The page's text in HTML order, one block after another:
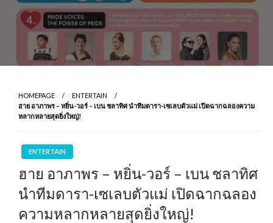
HOMEPAGE
ENTERTAIN
ฮาย อาภาพร – หยิ่น-วอร์ – เบน ชลาทิศ นำทีมดารา-เซเลบตัวแม่ เปิดฉากฉลองความ
หลากหลายสุดยิ่งใหญ่!
ENTERTAIN
ฮาย อาภาพร – หยิ่น-วอร์ – เบน ชลาทิศ
นำทีมดารา-เซเลบตัวแม่ เปิดฉากฉลอง
ความหลากหลายสุดยิ่งใหญ่!